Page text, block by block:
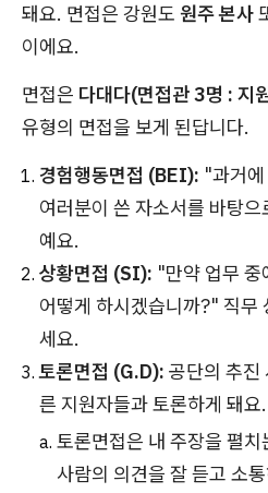
돼요. 면접은 강원도 원주 본사
이에요.
면접은 다대다(면접관 3명 : 지
유형의 면접을 보게 된답니다.
경험행동면접 (BEI): "과거
여러분이 쓴 자소서를 바탕
예요.
상황면접 (SI): "만약 업무 중
어떻게 하시겠습니까?" 직무
세요.
토론면접 (G.D): 공단의 추진
른 지원자들과 토론하게 돼요.
토론면접은 내 주장을 펼
사람의 의견을 잘 듣고 소